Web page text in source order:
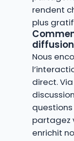
rendent
plus
Nous
direct.
partagez
enrichit